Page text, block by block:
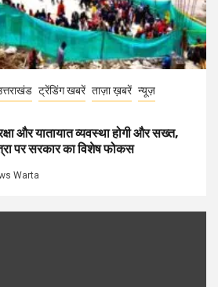
ट्रेंडिंग खबरें ताज़ा ख़बरें न्यूज़
और यातायात व्यवस्था होगी और सख्त,
पर सरकार का विशेष फोकस
Warta